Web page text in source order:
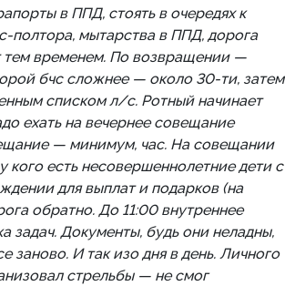
в ППД, стоять в очередях к
полтора, мытарства в ППД, дорога
тем временем. По возвращении —
бчс сложнее — около 30-ти, затем
списком л/с. Ротный начинает
ехать на вечернее совещание
— минимум, час. На совещании
кого есть несовершеннолетние дети с
для выплат и подарков (на
обратно. До 11:00 внутреннее
задач. Документы, будь они неладны,
И так изо дня в день. Личного
стрельбы — не смог